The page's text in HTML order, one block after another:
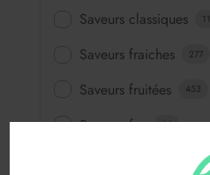
Saveurs classiques 11
Saveurs fraiches 277
Saveurs fruitées 453
Saveurs fun 64
Saveurs gourmandes